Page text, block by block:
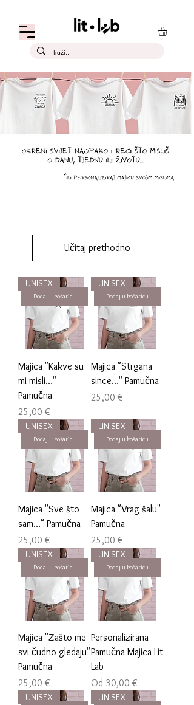
Učitaj prethodno
Dodaj u košaricu
UNISEX
Majica "Kakve su
mi misli…"
Pamučna
Cijena
25,00 €
Dodaj u košaricu
UNISEX
Majica "Strgana
since…" Pamučna
Cijena
25,00 €
Dodaj u košaricu
UNISEX
Majica "Sve što
sam…" Pamučna
Cijena
25,00 €
Dodaj u košaricu
UNISEX
Majica "Vrag šalu"
Pamučna
Cijena
25,00 €
Dodaj u košaricu
UNISEX
Majica "Zašto me
svi čudno gledaju"
Pamučna
Cijena
25,00 €
Dodaj u košaricu
UNISEX
Personalizirana
Pamučna Majica Lit
Lab
Od 30,00 €
Cijena s popustom
UNISEX UNISEX